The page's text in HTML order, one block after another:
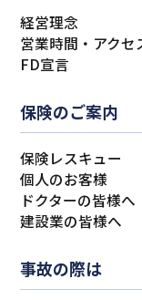
経営理念
営業時間・アクセ
FD宣言
保険のご案内
保険レスキュー
個人のお客様
ドクターの皆様へ
建設業の皆様へ
事故の際は